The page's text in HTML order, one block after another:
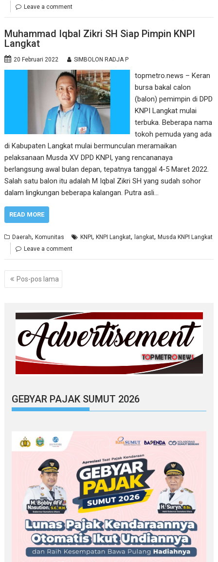
Leave a comment
Muhammad Iqbal Zikri SH Siap Pimpin KNPI
Langkat
20 Februari 2022 SIMBOLON RADJA P
topmetro.news – Keran
bursa bakal calon
(balon) pemimpin di DPD
KNPI Langkat mulai
terbuka. Beberapa nama
tokoh pemuda yang ada
di Kabupaten Langkat mulai bermunculan meramaikan
pelaksanaan Musda XV DPD KNPI, yang rencananaya
berlangsung awal bulan depan, tepatnya tanggal 4-5 Maret 2022.
Salah satu balon itu adalah M Iqbal Zikri SH yang sudah sohor
dalam lingkungan beberapa kalangan. Putra asli…
READ MORE
Daerah,Komunitas KNPI,KNPI Langkat, langkat,Musda KNPI Langkat
Leave a comment
Navigasi
pos
Pos-pos lama
GEBYAR PAJAK SUMUT 2026